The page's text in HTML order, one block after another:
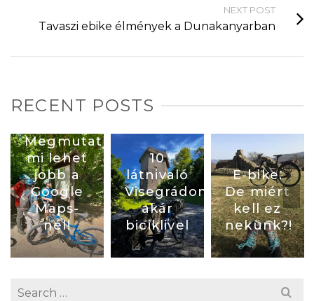
NEXT POST
Tavaszi ebike élmények a Dunakanyarban
RECENT POSTS
bringázni
Megmutatjuk
mi lehet
jobb a
Google
Maps-
nél!
10
látnivaló
Visegrádon-
akár
biciklivel
E-bike.
De miért
kell ez
nekünk?!